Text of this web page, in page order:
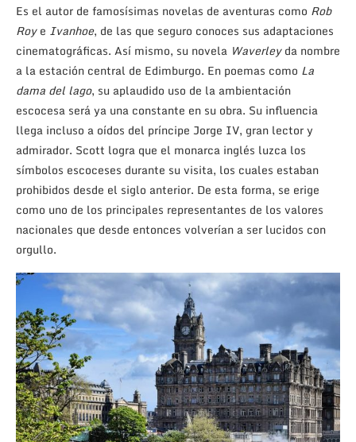
Es el autor de famosísimas novelas de aventuras como Rob
Roye Ivanhoe, de las que seguro conoces sus adaptaciones
cinematográficas. Así mismo, su novela Waverleyda nombre
a la estación central de Edimburgo. En poemas como La
dama del lago, su aplaudido uso de la ambientación
escocesa será ya una constante en su obra. Su influencia
llega incluso a oídos del príncipe Jorge IV, gran lector y
admirador. Scott logra que el monarca inglés luzca los
símbolos escoceses durante su visita, los cuales estaban
prohibidos desde el siglo anterior. De esta forma, se erige
como uno de los principales representantes de los valores
nacionales que desde entonces volverían a ser lucidos con
orgullo.